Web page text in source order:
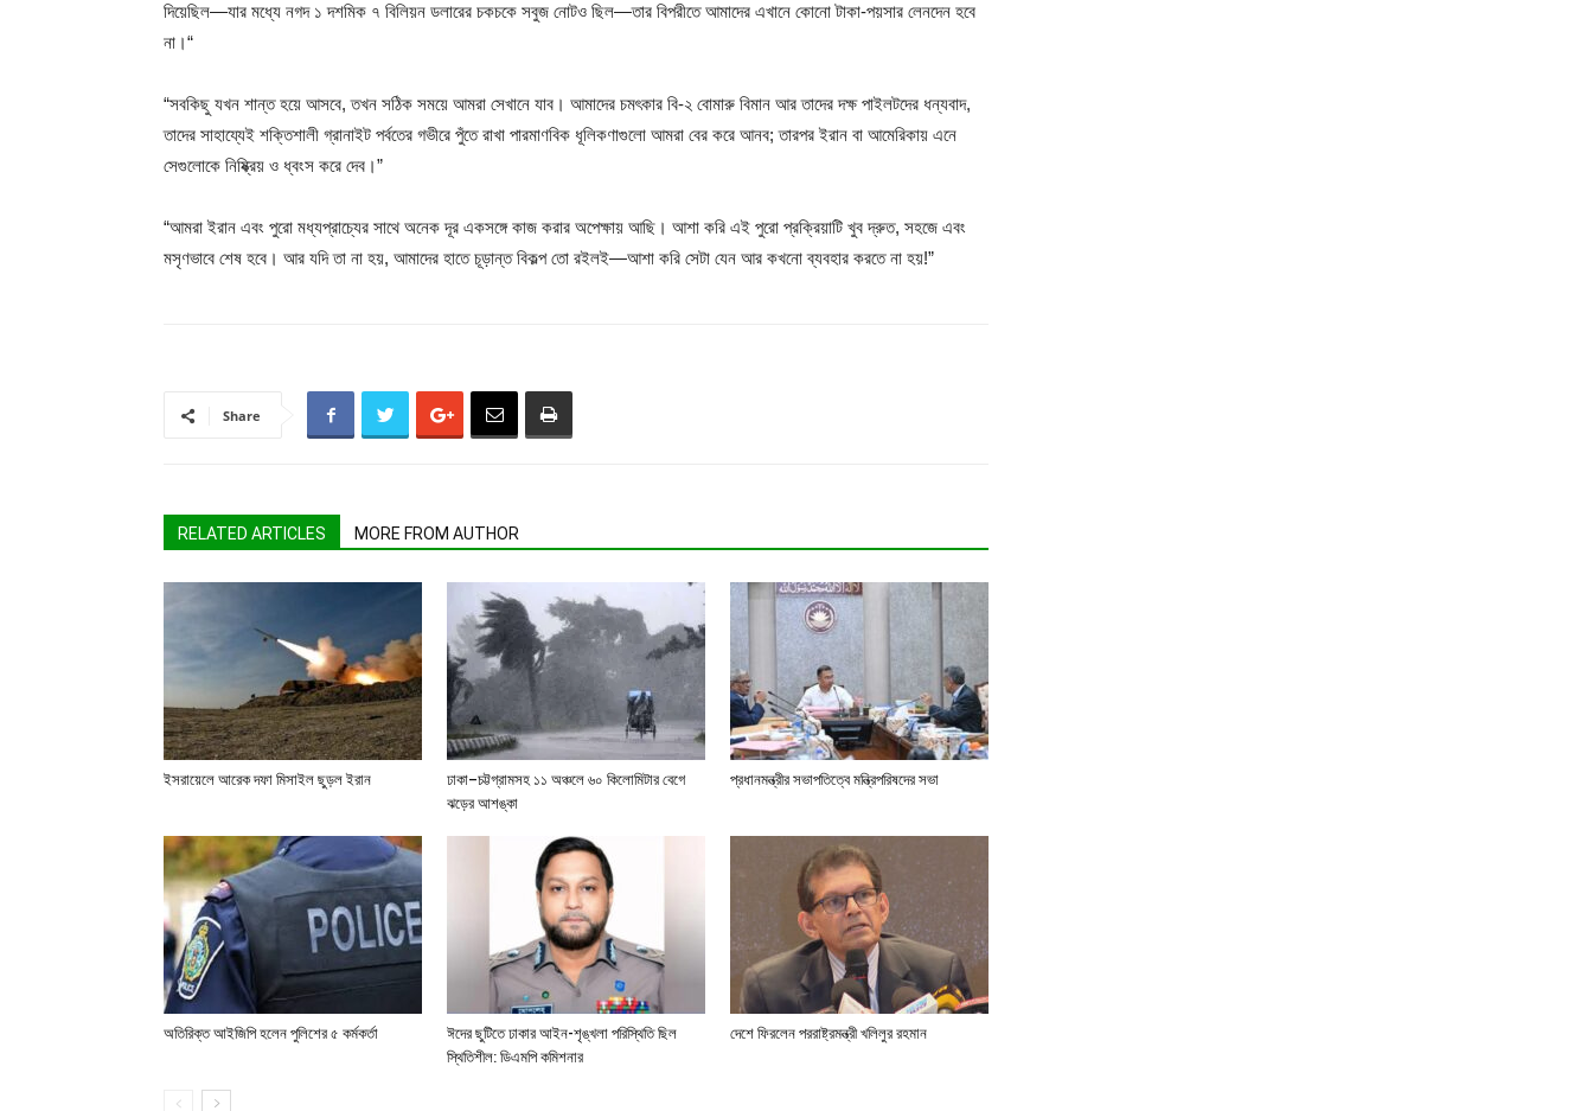
দিয়েছিল—যার মধ্যে নগদ ১ দশমিক ৭ বিলিয়ন ডলারের চকচকে সবুজ নোটও ছিল—তার বিপরীতে আমাদের এখানে কোনো টাকা-পয়সার লেনদেন হবে
না।“
“সবকিছু যখন শান্ত হয়ে আসবে, তখন সঠিক সময়ে আমরা সেখানে যাব। আমাদের চমৎকার বি-২ বোমারু বিমান আর তাদের দক্ষ পাইলটদের ধন্যবাদ,
তাদের সাহায্যেই শক্তিশালী গ্রানাইট পর্বতের গভীরে পুঁতে রাখা পারমাণবিক ধূলিকণাগুলো আমরা বের করে আনব; তারপর ইরান বা আমেরিকায় এনে
সেগুলোকে নিষ্ক্রিয় ও ধ্বংস করে দেব।”
“আমরা ইরান এবং পুরো মধ্যপ্রাচ্যের সাথে অনেক দূর একসঙ্গে কাজ করার অপেক্ষায় আছি। আশা করি এই পুরো প্রক্রিয়াটি খুব দ্রুত, সহজে এবং
মসৃণভাবে শেষ হবে। আর যদি তা না হয়, আমাদের হাতে চূড়ান্ত বিকল্প তো রইলই—আশা করি সেটা যেন আর কখনো ব্যবহার করতে না হয়!”
Share
RELATED ARTICLES MORE FROM AUTHOR
ইসরায়েলে আরেক দফা মিসাইল ছুড়ল ইরান
ঢাকা–চট্টগ্রামসহ ১১ অঞ্চলে ৬০ কিলোমিটার বেগে
ঝড়ের আশঙ্কা
প্রধানমন্ত্রীর সভাপতিত্বে মন্ত্রিপরিষদের সভা
অতিরিক্ত আইজিপি হলেন পুলিশের ৫ কর্মকর্তা
ঈদের ছুটিতে ঢাকার আইন-শৃঙ্খলা পরিস্থিতি ছিল
স্থিতিশীল: ডিএমপি কমিশনার
দেশে ফিরলেন পররাষ্ট্রমন্ত্রী খলিলুর রহমান